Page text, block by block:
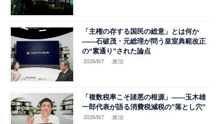
「主権の存する国民の総意」とは何か
――石破茂・元総理が問う皇室典範改正
の“素通り”された論点
2026/8/7 .政治
「複数税率こそ諸悪の根源」――玉木雄
一郎代表が語る消費税減税の”落とし穴”
2026/8/7 .政治